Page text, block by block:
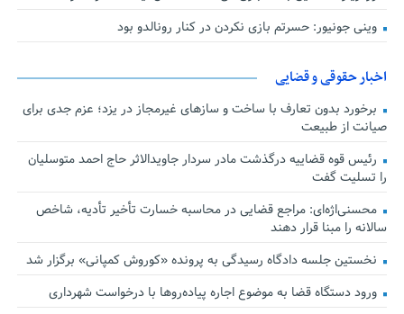
وینی جونیور: حسرتم بازی نکردن در کنار رونالدو بود
اخبار حقوقی و قضایی
برخورد بدون تعارف با ساخت‌ و سازهای غیرمجاز در یزد؛ عزم جدی برای
صیانت از طبیعت
رئیس قوه قضاییه درگذشت مادر سردار جاویدالاثر حاج احمد متوسلیان
را تسلیت گفت
محسنی‌اژه‌ای: مراجع قضایی در محاسبه خسارت تأخیر تأدیه، شاخص
سالانه را مبنا قرار دهند
نخستین جلسه دادگاه رسیدگی به پرونده «کوروش کمپانی» برگزار شد
ورود دستگاه قضا به موضوع اجاره پیاده‌روها با درخواست شهرداری